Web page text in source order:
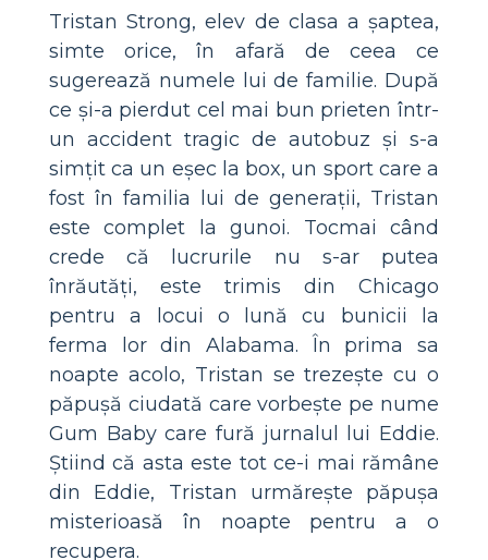
Tristan Strong, elev de clasa a șaptea,
simte orice, în afară de ceea ce
sugerează numele lui de familie. După
ce și-a pierdut cel mai bun prieten într-
un accident tragic de autobuz și s-a
simțit ca un eșec la box, un sport care a
fost în familia lui de generații, Tristan
este complet la gunoi. Tocmai când
crede că lucrurile nu s-ar putea
înrăutăți, este trimis din Chicago
pentru a locui o lună cu bunicii la
ferma lor din Alabama. În prima sa
noapte acolo, Tristan se trezește cu o
păpușă ciudată care vorbește pe nume
Gum Baby care fură jurnalul lui Eddie.
Știind că asta este tot ce-i mai rămâne
din Eddie, Tristan urmărește păpușa
misterioasă în noapte pentru a o
recupera.